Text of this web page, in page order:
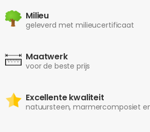
Milieu
geleverd met milieucertificaat
Maatwerk
voor de beste prijs
Excellente kwaliteit
natuursteen, marmercomposiet